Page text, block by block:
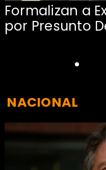
Formalizan a
por Presunto
NACIONAL